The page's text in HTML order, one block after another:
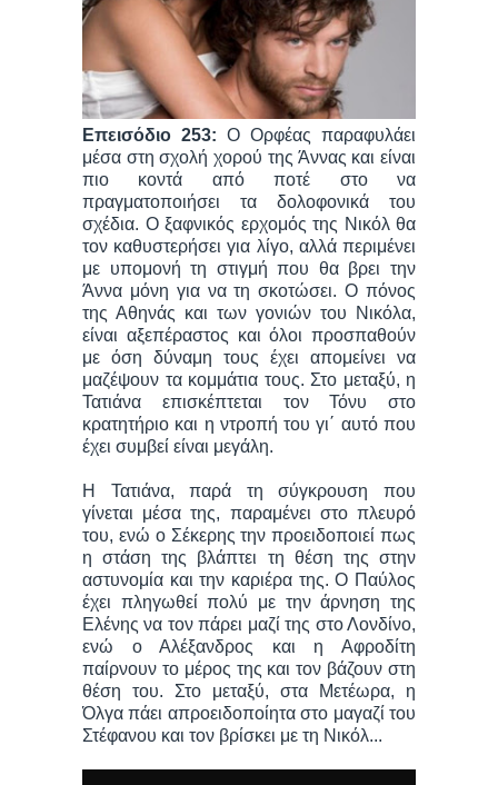
Επεισόδιο 253: Ο Ορφέας παραφυλάει
μέσα στη σχολή χορού της Άννας και είναι
πιο κοντά από ποτέ στο να
πραγματοποιήσει τα δολοφονικά του
σχέδια. Ο ξαφνικός ερχομός της Νικόλ θα
τον καθυστερήσει για λίγο, αλλά περιμένει
με υπομονή τη στιγμή που θα βρει την
Άννα μόνη για να τη σκοτώσει. Ο πόνος
της Αθηνάς και των γονιών του Νικόλα,
είναι αξεπέραστος και όλοι προσπαθούν
με όση δύναμη τους έχει απομείνει να
μαζέψουν τα κομμάτια τους. Στο μεταξύ, η
Τατιάνα επισκέπτεται τον Τόνυ στο
κρατητήριο και η ντροπή του γι΄ αυτό που
έχει συμβεί είναι μεγάλη.
Η Τατιάνα, παρά τη σύγκρουση που
γίνεται μέσα της, παραμένει στο πλευρό
του, ενώ ο Σέκερης την προειδοποιεί πως
η στάση της βλάπτει τη θέση της στην
αστυνομία και την καριέρα της. Ο Παύλος
έχει πληγωθεί πολύ με την άρνηση της
Ελένης να τον πάρει μαζί της στο Λονδίνο,
ενώ ο Αλέξανδρος και η Αφροδίτη
παίρνουν το μέρος της και τον βάζουν στη
θέση του. Στο μεταξύ, στα Μετέωρα, η
Όλγα πάει απροειδοποίητα στο μαγαζί του
Στέφανου και τον βρίσκει με τη Νικόλ...